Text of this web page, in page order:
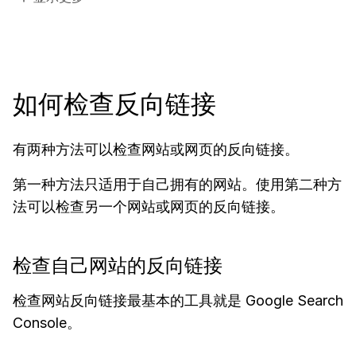
如何检查反向链接
有两种方法可以检查网站或网页的反向链接。
第一种方法只适用于自己拥有的网站。使用第二种方
法可以检查另一个网站或网页的反向链接。
检查自己网站的反向链接
检查网站反向链接最基本的工具就是 Google Search
Console。